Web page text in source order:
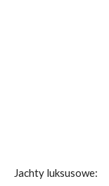
Jachty luksusowe: